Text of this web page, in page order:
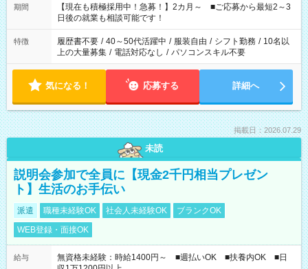
たくない」 など、ご希望を教えてくださいね。 ※Wワーク希望
の方へ 今ご覧のお仕事で希望する勤務時間と、もう1つのお仕事
の勤務時間。 合計で週40時間を超える場合は応募できません。
期間
【現在も積極採用中！急募！】2カ月～ ■ご応募から最短2～3
日後の就業も相談可能です！
特徴 履歴書不要 / 40～50代活躍中 / 服装自由 / シフト勤務 / 10名以
上の大量募集 / 電話対応なし / パソコンスキル不要
気になる！ 応募する 詳細へ
掲載日：2026.07.29
未読
説明会参加で全員に【現金2千円相当プレゼン
ト】生活のお手伝い
派遣 職種未経験OK 社会人未経験OK
ブランクOK
WEB登録・面接OK
給与
無資格未経験：時給1400円～ ■週払いOK ■扶養内OK ■日